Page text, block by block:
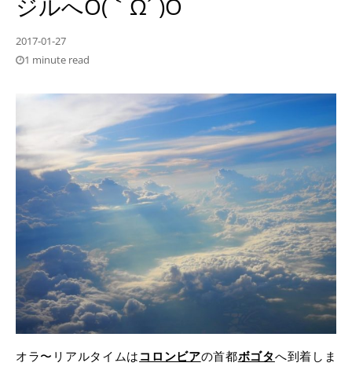
ジルへO(｀Ω´ )O
2017-01-27
1 minute read
オラ〜リアルタイムは コロンビアの首都ボゴタへ到着しま